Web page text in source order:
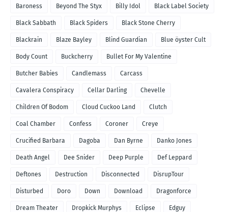
Baroness Beyond The Styx Billy Idol Black Label Society
Black Sabbath Black Spiders Black Stone Cherry
Blackrain Blaze Bayley Blind Guardian Blue öyster Cult
Body Count Buckcherry Bullet For My Valentine
Butcher Babies Candlemass Carcass
Cavalera Conspiracy Cellar Darling Chevelle
Children Of Bodom Cloud Cuckoo Land Clutch
Coal Chamber Confess Coroner Creye
Crucified Barbara Dagoba Dan Byrne Danko Jones
Death Angel Dee Snider Deep Purple Def Leppard
Deftones Destruction Disconnected DisrupTour
Disturbed Doro Down Download Dragonforce
Dream Theater Dropkick Murphys Eclipse Edguy